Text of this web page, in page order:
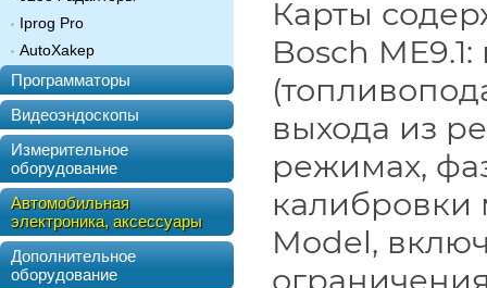
Iprog Pro
AutoXakep
Программаторы
Видеоэндоскопы
Измерительное
оборудование
Автомобильная
электроника, аксессуары
Дополнительное
оборудование
Карты
Bosch
выхода из
режимах,
Model,